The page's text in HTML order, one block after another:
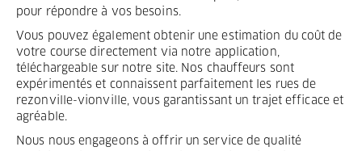
pour répondre à vos besoins.
Vous pouvez également obtenir une estimation du coût de
votre course directement via notre application,
téléchargeable sur notre site. Nos chauffeurs sont
expérimentés et connaissent parfaitement les rues de
rezonville-vionville, vous garantissant un trajet efficace et
agréable.
Nous nous engageons à offrir un service de qualité